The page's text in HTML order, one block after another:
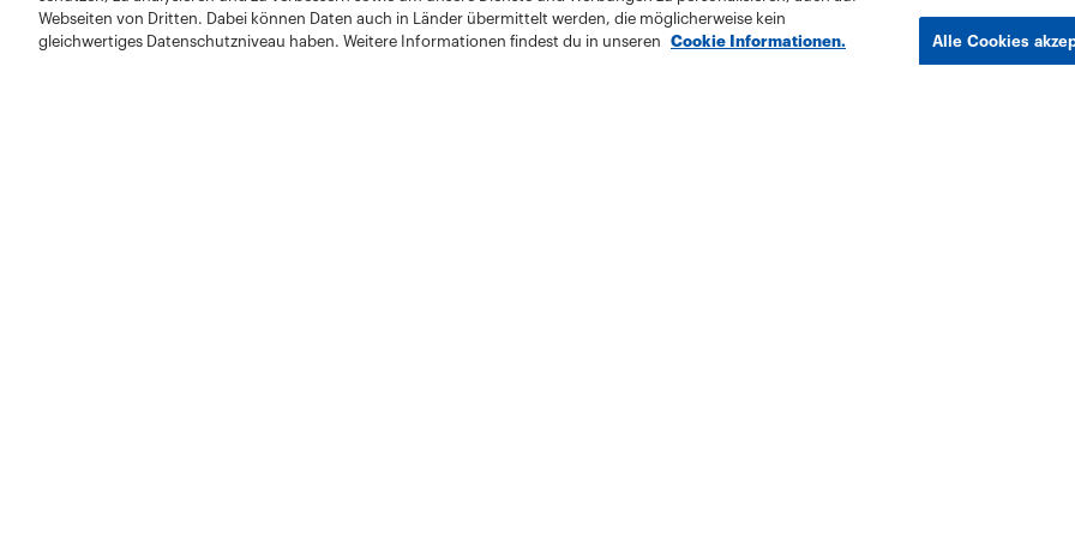
Webseiten von Dritten. Dabei können Daten auch in Länder übermittelt werden, die möglicherweise kein
gleichwertiges Datenschutzniveau haben. Weitere Informationen findest du in unseren
Cookie Informationen. Alle Cookies